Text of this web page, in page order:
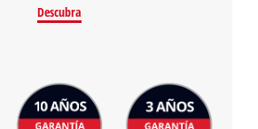
Descubra